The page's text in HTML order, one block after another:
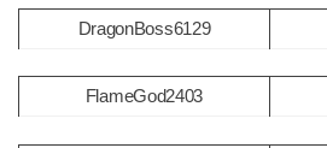
DragonBoss6129
FlameGod2403